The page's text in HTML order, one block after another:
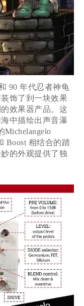
90年代忍者神龟
饰了到一块效果
效果器产品。这
中描绘出声音瀑
Michelangelo
Boost 相结合的踏
的外观提供了独